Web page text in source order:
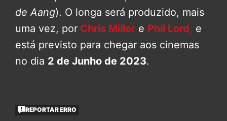
de Aang). O longa será produzido, mais
uma vez, por Chris Miller e Phil Lord, e
está previsto para chegar aos cinemas
no dia 2 de Junho de 2023.
REPORTAR ERRO